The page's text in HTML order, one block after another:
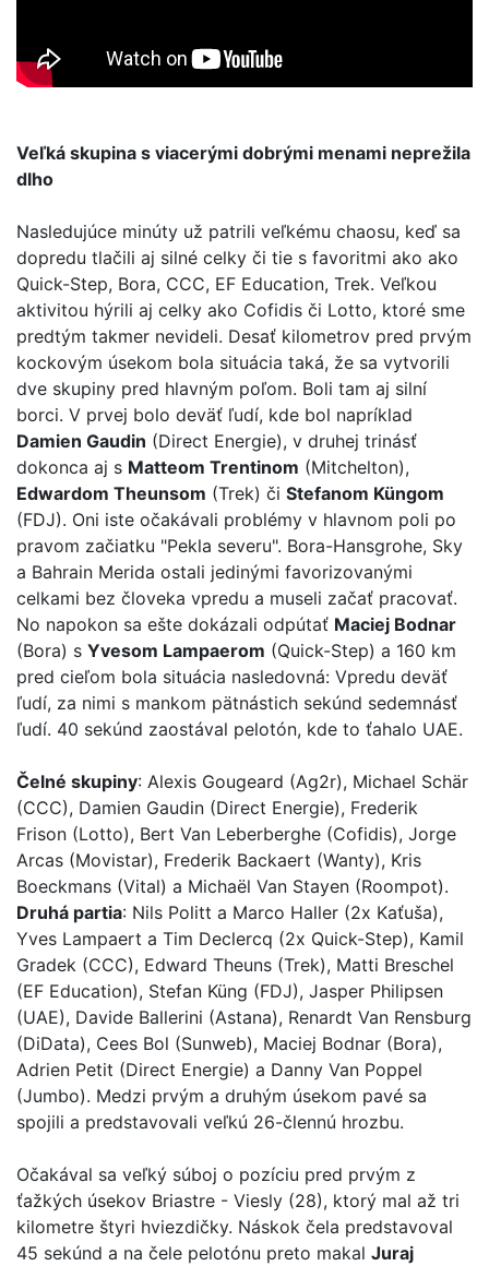
Veľká skupina s viacerými dobrými menami neprežila
dlho
Nasledujúce minúty už patrili veľkému chaosu, keď sa
dopredu tlačili aj silné celky či tie s favoritmi ako ako
Quick-Step, Bora, CCC, EF Education, Trek. Veľkou
aktivitou hýrili aj celky ako Cofidis či Lotto, ktoré sme
predtým takmer nevideli. Desať kilometrov pred prvým
kockovým úsekom bola situácia taká, že sa vytvorili
dve skupiny pred hlavným poľom. Boli tam aj silní
borci. V prvej bolo deväť ľudí, kde bol napríklad
Damien Gaudin (Direct Energie), v druhej trinásť
dokonca aj s Matteom Trentinom (Mitchelton),
Edwardom Theunsom (Trek) či Stefanom Küngom
(FDJ). Oni iste očakávali problémy v hlavnom poli po
pravom začiatku "Pekla severu". Bora-Hansgrohe, Sky
a Bahrain Merida ostali jedinými favorizovanými
celkami bez človeka vpredu a museli začať pracovať.
No napokon sa ešte dokázali odpútať Maciej Bodnar
(Bora) s Yvesom Lampaerom (Quick-Step) a 160 km
pred cieľom bola situácia nasledovná: Vpredu deväť
ľudí, za nimi s mankom pätnástich sekúnd sedemnásť
ľudí. 40 sekúnd zaostával pelotón, kde to ťahalo UAE.
Čelné skupiny: Alexis Gougeard (Ag2r), Michael Schär
(CCC), Damien Gaudin (Direct Energie), Frederik
Frison (Lotto), Bert Van Leberberghe (Cofidis), Jorge
Arcas (Movistar), Frederik Backaert (Wanty), Kris
Boeckmans (Vital) a Michaël Van Stayen (Roompot).
Druhá partia: Nils Politt a Marco Haller (2x Kaťuša),
Yves Lampaert a Tim Declercq (2x Quick-Step), Kamil
Gradek (CCC), Edward Theuns (Trek), Matti Breschel
(EF Education), Stefan Küng (FDJ), Jasper Philipsen
(UAE), Davide Ballerini (Astana), Renardt Van Rensburg
(DiData), Cees Bol (Sunweb), Maciej Bodnar (Bora),
Adrien Petit (Direct Energie) a Danny Van Poppel
(Jumbo). Medzi prvým a druhým úsekom pavé sa
spojili a predstavovali veľkú 26-člennú hrozbu.
Očakával sa veľký súboj o pozíciu pred prvým z
ťažkých úsekov Briastre - Viesly (28), ktorý mal až tri
kilometre štyri hviezdičky. Náskok čela predstavoval
45 sekúnd a na čele pelotónu preto makal Juraj